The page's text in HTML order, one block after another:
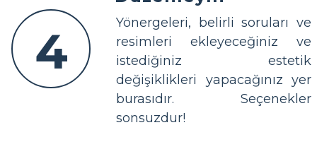
4
Yönergeleri, belirli soruları ve
resimleri ekleyeceğiniz ve
istediğiniz estetik
değişiklikleri yapacağınız yer
burasıdır. Seçenekler
sonsuzdur!